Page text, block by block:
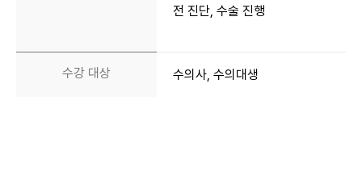
전 진단, 수술 진행
수강 대상 수의사, 수의대생